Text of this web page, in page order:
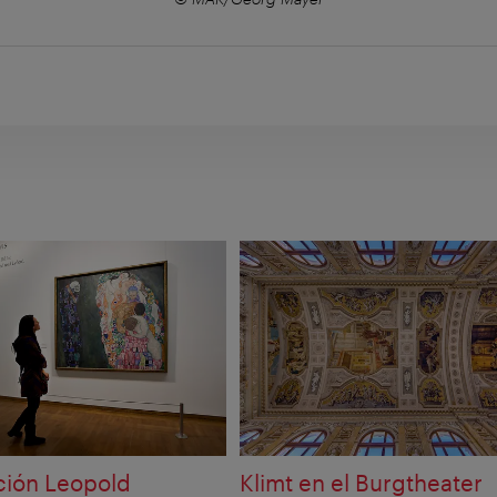
Leopold Klimt en el Burgtheater